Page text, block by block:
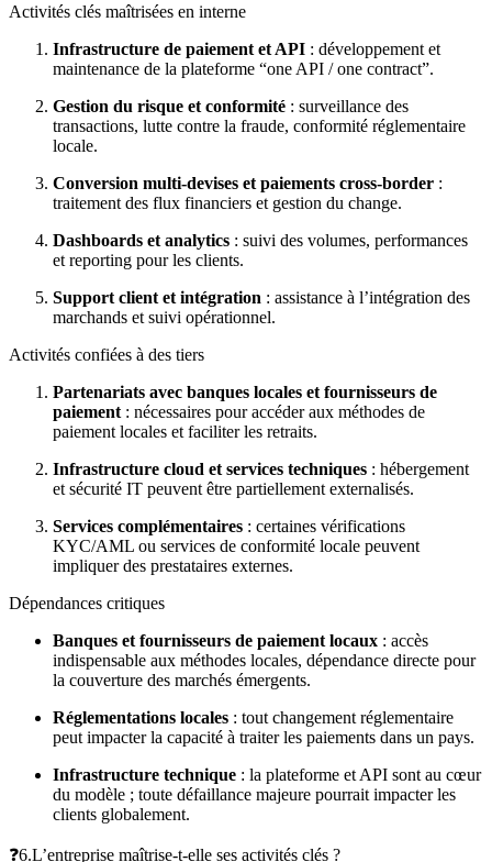
Activités clés maîtrisées en interne
Infrastructure de paiement et API : développement et
maintenance de la plateforme “one API / one contract”.
Gestion du risque et conformité : surveillance des
transactions, lutte contre la fraude, conformité réglementaire
locale.
Conversion multi-devises et paiements cross-border :
traitement des flux financiers et gestion du change.
Dashboards et analytics : suivi des volumes, performances
et reporting pour les clients.
Support client et intégration : assistance à l’intégration des
marchands et suivi opérationnel.
Activités confiées à des tiers
Partenariats avec banques locales et fournisseurs de
paiement : nécessaires pour accéder aux méthodes de
paiement locales et faciliter les retraits.
Infrastructure cloud et services techniques : hébergement
et sécurité IT peuvent être partiellement externalisés.
Services complémentaires : certaines vérifications
KYC/AML ou services de conformité locale peuvent
impliquer des prestataires externes.
Dépendances critiques
Banques et fournisseurs de paiement locaux : accès
indispensable aux méthodes locales, dépendance directe pour
la couverture des marchés émergents.
Réglementations locales : tout changement réglementaire
peut impacter la capacité à traiter les paiements dans un pays.
Infrastructure technique : la plateforme et API sont au cœur
du modèle ; toute défaillance majeure pourrait impacter les
clients globalement.
❓6.L’entreprise maîtrise-t-elle ses activités clés ?